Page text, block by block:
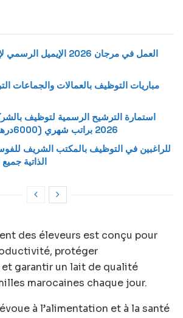
العمل في مرجان 2026
مباريات التوظيف بالعمالات والجماعات
استمارة الترشيح الرسمية لتوظيف
2026 براتب شهري (6000درهم) ومستوى باك+2
للراغبين في التوظيف بالمكتب الشريف
الذاتية
des éleveurs est conçu pour
protéger
et garantir un lait de qualité
marocaines chaque jour.
à l’alimentation et à la santé